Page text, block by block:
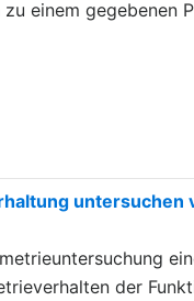
einem gegebenen
untersuchen
der